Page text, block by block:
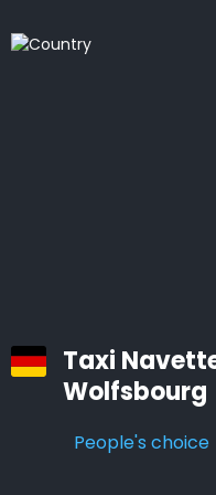
et fiable vers et depuis
aéroports et les ports
Taxis d’aéroport à
Infos pratiques à
Taxi
Wolfsbourg
People's choice